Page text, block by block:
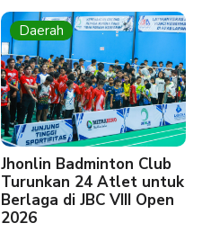
Daerah
Jhonlin Badminton Club
Turunkan 24 Atlet untuk
Berlaga di JBC VIII Open
2026